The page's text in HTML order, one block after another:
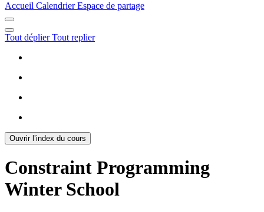
Accueil CalendrierEspace de partage
Tout déplierTout replier
Ouvrir l’index du cours
Constraint Programming
Winter School